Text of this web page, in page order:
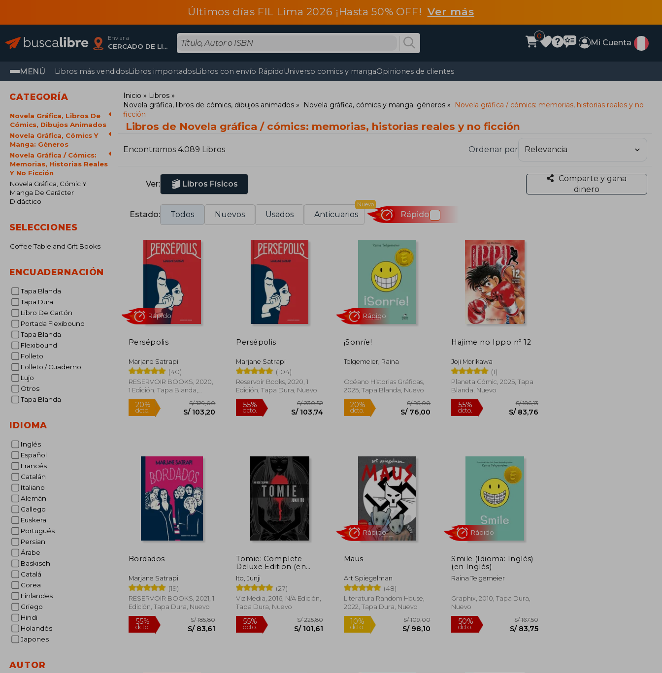
Últimos días FIL Lima 2026 ¡Hasta 50% OFF! Ver más
Enviar a
CERCADO DE LIMA, Lima
0
Mi Cuenta
MENÚ Libros más vendidosLibros importadosLibros con envío RápidoUniverso comics y mangaOpiniones de clientes
CATEGORÍA
Novela Gráfica, Libros De
Cómics, Dibujos Animados
Novela Gráfica, Cómics Y
Manga: Géneros
Novela Gráfica / Cómics:
Memorias, Historias Reales
Y No Ficción
Novela Gráfica, Cómic Y
Manga De Carácter
Didáctico
SELECCIONES
Coffee Table and Gift Books
ENCUADERNACIÓN
Tapa Blanda
Tapa Dura
Libro De Cartón
Portada Flexibound
Tapa Blanda
Flexibound
Folleto
Folleto / Cuaderno
Lujo
Otros
Tapa Blanda
IDIOMA
Inglés
Español
Francés
Catalán
Italiano
Alemán
Gallego
Euskera
Portugués
Persian
Árabe
Baskisch
Catalá
Corea
Finlandes
Griego
Hindi
Holandés
Japones
AUTOR
Inicio
Libros
Novela gráfica, libros de cómics, dibujos animados
Novela gráfica, cómics y manga: géneros
Novela gráfica / cómics: memorias, historias reales y no
ficción
Libros de Novela gráfica / cómics: memorias, historias reales y no ficción
Encontramos 4.089 Libros Ordenar por
Ver: Libros Físicos
Comparte y gana
dinero
Estado: Todos Nuevos Usados Anticuarios
Nuevo
Rápido
Persépolis
Marjane Satrapi
(40)
RESERVOIR BOOKS, 2020,
1 Edición, Tapa Blanda,
Nuevo
dcto. S/ 103,20
Persépolis
Marjane Satrapi
(104)
Reservoir Books, 2020, 1
Edición, Tapa Dura, Nuevo
dcto. S/ 103,74
¡Sonríe!
Telgemeier, Raina
Océano Historias Gráficas,
2025, Tapa Blanda, Nuevo
dcto. S/ 76,00
Hajime no Ippo nº 12
Joji Morikawa
(1)
Planeta Cómic, 2025, Tapa
Blanda, Nuevo
dcto.
Bordados
Marjane Satrapi
(19)
RESERVOIR BOOKS, 2021, 1
Edición, Tapa Dura, Nuevo
Tomie: Complete
Deluxe Edition (en
Inglés)
Ito, Junji
(27)
Viz Media, 2016, N/A Edición,
Tapa Dura, Nuevo
Maus
Art Spiegelman
(48)
Literatura Random House,
2022, Tapa Dura, Nuevo
Smile (Idioma: Inglés)
(en Inglés)
Raina Telgemeier
Graphix, 2010, Tapa Dura,
Nuevo